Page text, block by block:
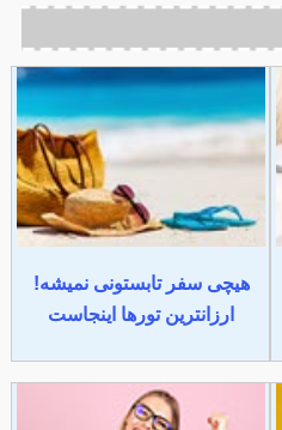
هیچی سفر تابستونی نمیشه!
ارزانترین تورها اینجاست